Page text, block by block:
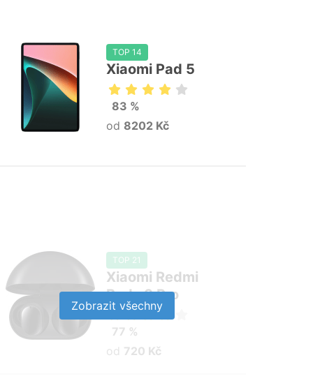
TOP 14
Xiaomi Pad 5
83 %
od 8202 Kč
TOP 21
Xiaomi Redmi
Buds 3 Pro
77 %
od 720 Kč
Zobrazit všechny